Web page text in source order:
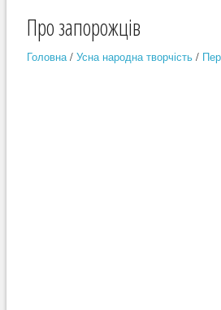
Про запорожців
Головна/ Усна народна творчість /